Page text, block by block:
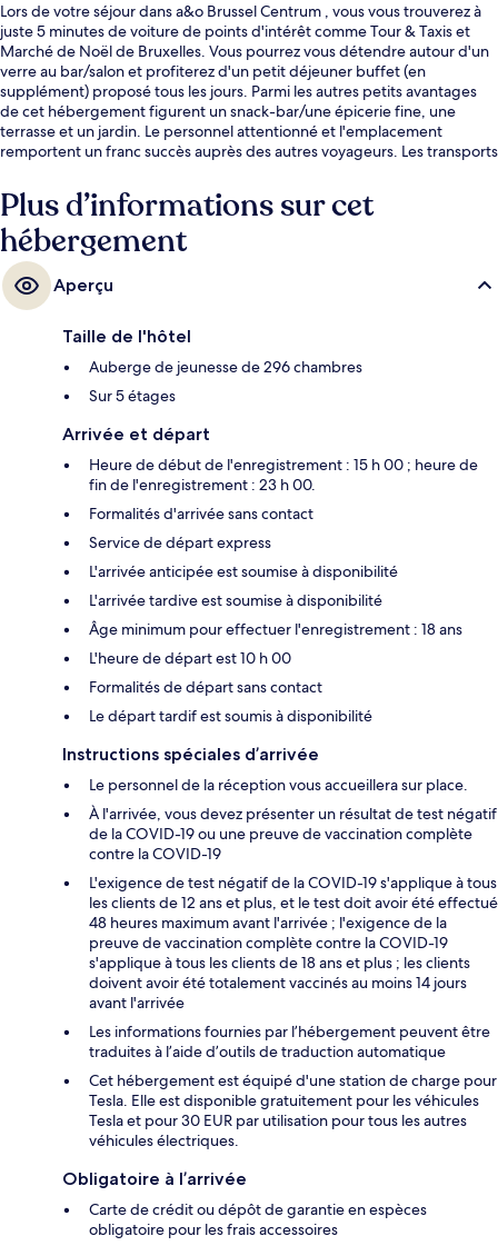
Lors de votre séjour dans a&o Brussel Centrum , vous vous trouverez à
juste 5 minutes de voiture de points d'intérêt comme Tour & Taxis et
Marché de Noël de Bruxelles. Vous pourrez vous détendre autour d'un
verre au bar/salon et profiterez d'un petit déjeuner buffet (en
supplément) proposé tous les jours. Parmi les autres petits avantages
de cet hébergement figurent un snack-bar/une épicerie fine, une
terrasse et un jardin. Le personnel attentionné et l'emplacement
remportent un franc succès auprès des autres voyageurs. Les transports
est à 5 min et Arrêt de tram Masui, à 7 min.
Plus d’informations sur cet
hébergement
Aperçu
Taille de l'hôtel
Auberge de jeunesse de 296 chambres
Sur 5 étages
Arrivée et départ
Heure de début de l'enregistrement : 15 h 00 ; heure de
fin de l'enregistrement : 23 h 00.
Formalités d'arrivée sans contact
Service de départ express
L'arrivée anticipée est soumise à disponibilité
L'arrivée tardive est soumise à disponibilité
Âge minimum pour effectuer l'enregistrement : 18 ans
L'heure de départ est 10 h 00
Formalités de départ sans contact
Le départ tardif est soumis à disponibilité
Instructions spéciales d’arrivée
Le personnel de la réception vous accueillera sur place.
À l'arrivée, vous devez présenter un résultat de test négatif
de la COVID-19 ou une preuve de vaccination complète
contre la COVID-19
L'exigence de test négatif de la COVID-19 s'applique à tous
les clients de 12 ans et plus, et le test doit avoir été effectué
48 heures maximum avant l'arrivée ; l'exigence de la
preuve de vaccination complète contre la COVID-19
s'applique à tous les clients de 18 ans et plus ; les clients
doivent avoir été totalement vaccinés au moins 14 jours
avant l'arrivée
Les informations fournies par l’hébergement peuvent être
traduites à l’aide d’outils de traduction automatique
Cet hébergement est équipé d'une station de charge pour
Tesla. Elle est disponible gratuitement pour les véhicules
Tesla et pour 30 EUR par utilisation pour tous les autres
véhicules électriques.
Obligatoire à l’arrivée
Carte de crédit ou dépôt de garantie en espèces
obligatoire pour les frais accessoires